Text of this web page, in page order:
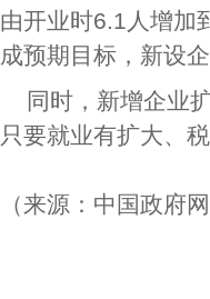
由开业时6.1人增加
成预期目标，新设
同时，新增企业
只要就业有扩大、
（来源：中国政府